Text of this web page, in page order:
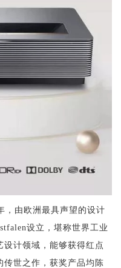
，由欧洲最具声望的设计
设立，堪称世界工业
计领域，能够获得红点
传世之作，获奖产品均陈